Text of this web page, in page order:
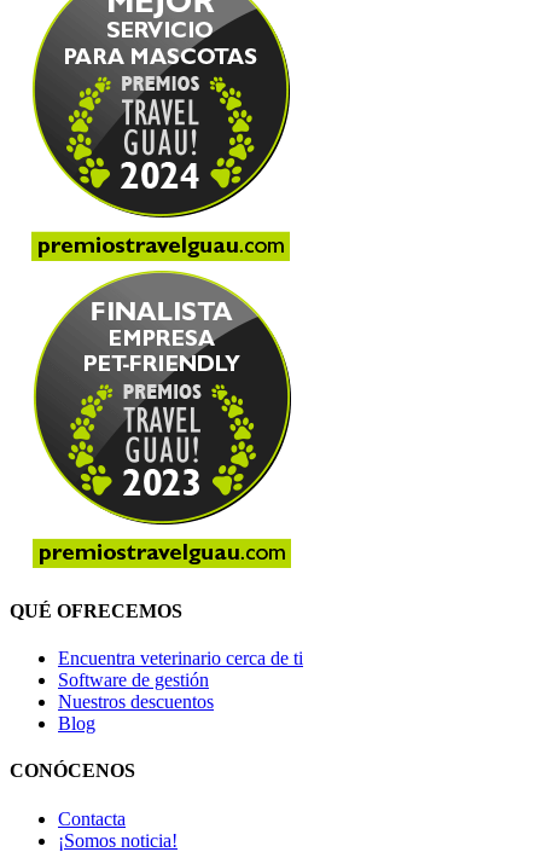
QUÉ OFRECEMOS
Encuentra veterinario cerca de ti
Software de gestión
Nuestros descuentos
Blog
CONÓCENOS
Contacta
¡Somos noticia!